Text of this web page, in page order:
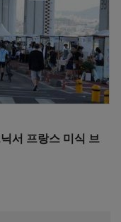
서 프랑스 미식 브